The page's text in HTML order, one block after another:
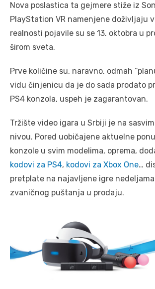
Nova poslastica ta gejmere stiže iz
PlayStation VR namenjene doživljaju
realnosti pojavile su se 13. oktobra u
širom sveta.
Prve količine su, naravno, odmah
vidu činjenicu da je do sada prodato
PS4 konzola, uspeh je zagarantovan.
Tržište video igara u Srbiji je na
nivou. Pored uobičajene aktuelne
konzole u svim modelima, oprema,
kodovi za PS4, kodovi za Xbox One…
pretplate na najavljene igre
zvaničnog puštanja u prodaju.